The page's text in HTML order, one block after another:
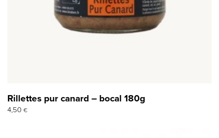
Rillettes pur canard – bocal 180g
4,50 €